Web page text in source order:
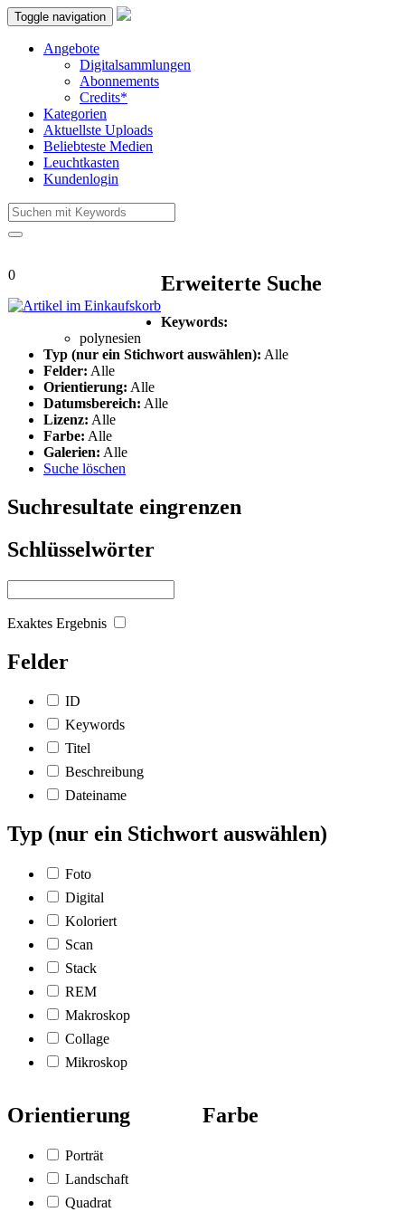
Toggle navigation
Angebote
Digitalsammlungen
Abonnements
Credits*
Kategorien
Aktuellste Uploads
Beliebteste Medien
Leuchtkasten
Kundenlogin
0 Erweiterte Suche
Keywords:
polynesien
Typ (nur ein Stichwort auswählen): Alle
Felder: Alle
Orientierung: Alle
Datumsbereich: Alle
Lizenz: Alle
Farbe: Alle
Galerien: Alle
Suche löschen
Suchresultate eingrenzen
Schlüsselwörter
Exaktes Ergebnis
Felder
ID
Keywords
Titel
Beschreibung
Dateiname
Typ (nur ein Stichwort auswählen)
Foto
Digital
Koloriert
Scan
Stack
REM
Makroskop
Collage
Mikroskop
Orientierung
Porträt
Landschaft
Quadrat
Farbe